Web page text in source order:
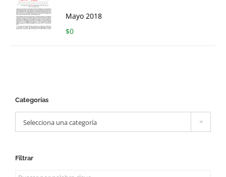
Mayo 2018
$0
Categorías
Selecciona una categoría
Filtrar